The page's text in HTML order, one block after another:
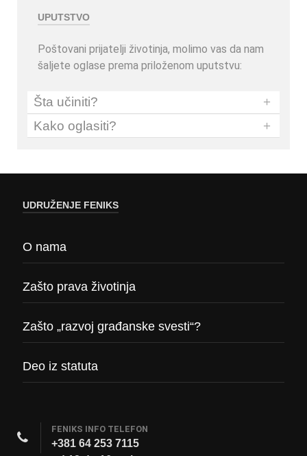
UPUTSTVO
Poštovani prijatelji životinja, molimo vas da nam
šaljete oglase prema priloženom uputstvu:
Šta učiniti?
+
Kako oglasiti?
+
UDRUŽENJE FENIKS
O nama
Zašto prava životinja
Zašto „razvoj građanske svesti“?
Deo iz statuta
FENIKS INFO TELEFON
+381 64 253 7115